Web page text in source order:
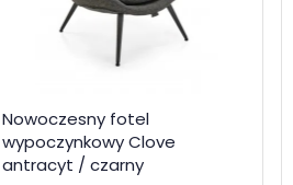
Nowoczesny fotel
wypoczynkowy Clove
antracyt / czarny